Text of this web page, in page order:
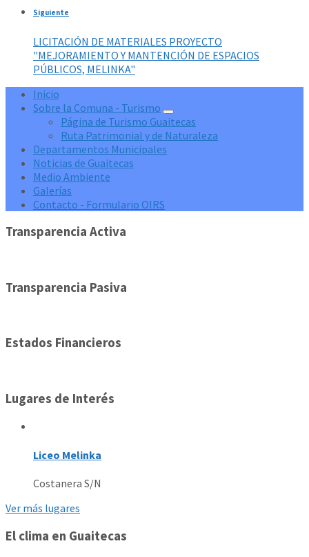
Siguiente
LICITACIÓN DE MATERIALES PROYECTO
"MEJORAMIENTO Y MANTENCIÓN DE ESPACIOS
PÚBLICOS, MELINKA"
Inicio
Sobre la Comuna - Turismo
Página de Turismo Guaitecas
Ruta Patrimonial y de Naturaleza
Departamentos Municipales
Noticias de Guaitecas
Medio Ambiente
Galerías
Contacto - Formulario OIRS
Transparencia Activa
Transparencia Pasiva
Estados Financieros
Lugares de Interés
Liceo Melinka
Costanera S/N
Ver más lugares
El clima en Guaitecas